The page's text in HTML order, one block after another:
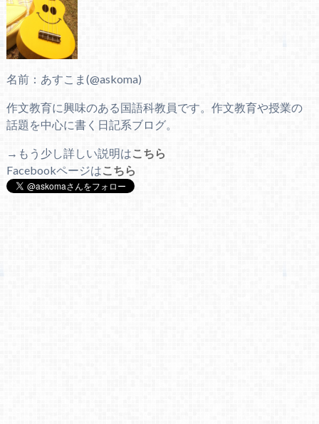
名前：あすこま(@askoma)
作文教育に興味のある国語科教員です。作文教育や授業の
話題を中心に書く日記系ブログ。
→もう少し詳しい説明はこちら
Facebookページはこちら